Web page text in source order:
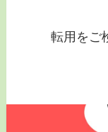
転用をご